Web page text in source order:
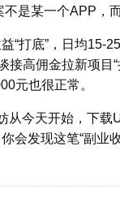
是某一个APP，
“打底”，日均15-
接高佣金拉新项目
元也很正常。
从今天开始，下
会发现这笔“副业